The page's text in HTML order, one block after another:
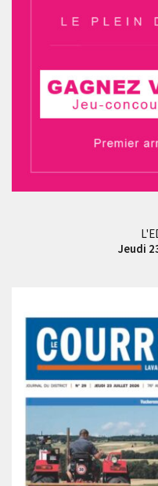
Jeudi